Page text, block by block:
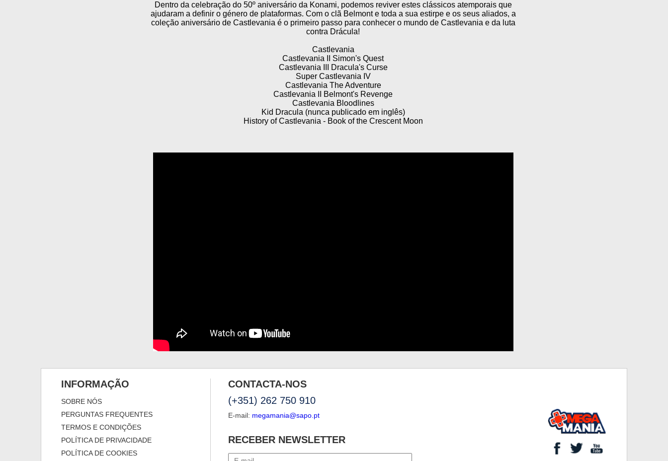
Dentro da celebração do 50º aniversário da Konami, podemos reviver estes clássicos atemporais que
ajudaram a definir o género de plataformas. Com o clã Belmont e toda a sua estirpe e os seus aliados, a
coleção aniversário de Castlevania é o primeiro passo para conhecer o mundo de Castlevania e da luta
contra Drácula!
Castlevania
Castlevania II Simon's Quest
Castlevania III Dracula's Curse
Super Castlevania IV
Castlevania The Adventure
Castlevania II Belmont's Revenge
Castlevania Bloodlines
Kid Dracula (nunca publicado em inglês)
History of Castlevania - Book of the Crescent Moon
INFORMAÇÃO
SOBRE NÓS
PERGUNTAS FREQUENTES
TERMOS E CONDIÇÕES
POLÍTICA DE PRIVACIDADE
POLÍTICA DE COOKIES
CONTACTA-NOS
(+351) 262 750 910
E-mail: megamania@sapo.pt
RECEBER NEWSLETTER